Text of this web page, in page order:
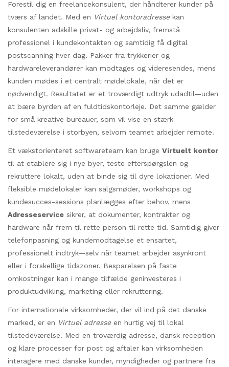
Forestil dig en freelancekonsulent, der håndterer kunder på
tværs af landet. Med en Virtuel kontoradressekan
konsulenten adskille privat- og arbejdsliv, fremstå
professionel i kundekontakten og samtidig få digital
postscanning hver dag. Pakker fra trykkerier og
hardwareleverandører kan modtages og videresendes, mens
kunden mødes i et centralt mødelokale, når det er
nødvendigt. Resultatet er et troværdigt udtryk udadtil—uden
at bære byrden af en fuldtidskontorleje. Det samme gælder
for små kreative bureauer, som vil vise en stærk
tilstedeværelse i storbyen, selvom teamet arbejder remote.
Et vækstorienteret softwareteam kan bruge Virtuelt kontor
til at etablere sig i nye byer, teste efterspørgslen og
rekruttere lokalt, uden at binde sig til dyre lokationer. Med
fleksible mødelokaler kan salgsmøder, workshops og
kundesucces-sessions planlægges efter behov, mens
Adresseservice sikrer, at dokumenter, kontrakter og
hardware når frem til rette person til rette tid. Samtidig giver
telefonpasning og kundemodtagelse et ensartet,
professionelt indtryk—selv når teamet arbejder asynkront
eller i forskellige tidszoner. Besparelsen på faste
omkostninger kan i mange tilfælde geninvesteres i
produktudvikling, marketing eller rekruttering.
For internationale virksomheder, der vil ind på det danske
marked, er en Virtuel adresseen hurtig vej til lokal
tilstedeværelse. Med en troværdig adresse, dansk reception
og klare processer for post og aftaler kan virksomheden
interagere med danske kunder, myndigheder og partnere fra